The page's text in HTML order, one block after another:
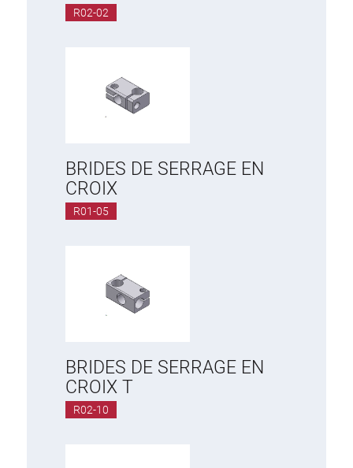
R02-02
BRIDES DE SERRAGE EN
CROIX
R01-05
BRIDES DE SERRAGE EN
CROIX T
R02-10